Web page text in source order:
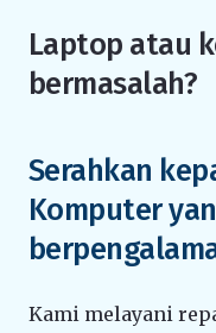
Laptop atau
bermasalah?
Serahkan
Komputer
Kami melayani